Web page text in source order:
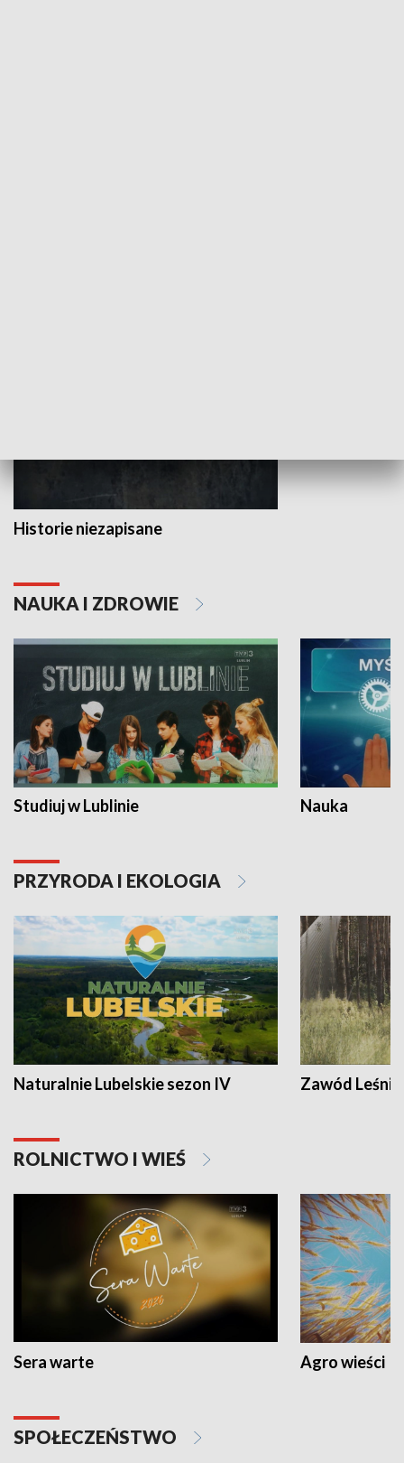
Historie niezapisane
NAUKA I ZDROWIE
Studiuj w Lublinie Nauka
PRZYRODA I EKOLOGIA
Naturalnie Lubelskie sezon IV Zawód Leśnik
ROLNICTWO I WIEŚ
Sera warte Agro wieści
SPOŁECZEŃSTWO